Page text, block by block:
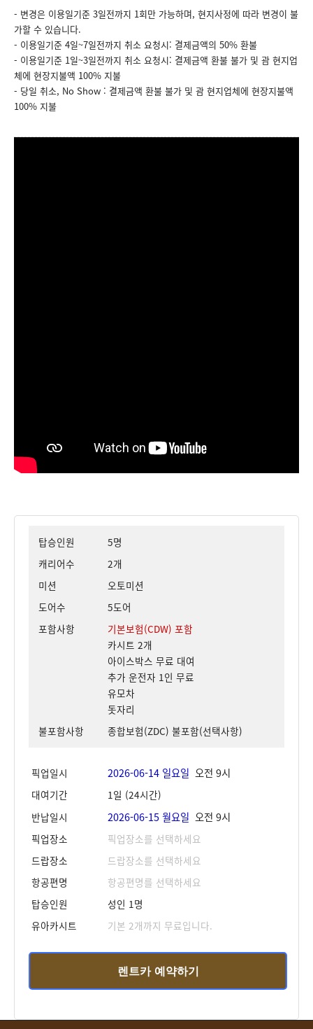
- 변경은 이용일기준 3일전까지 1회만 가능하며, 현지사정에 따라 변경이 불
가할 수 있습니다.
- 이용일기준 4일~7일전까지 취소 요청시: 결제금액의 50% 환불
- 이용일기준 1일~3일전까지 취소 요청시: 결제금액 환불 불가 및 괌 현지업
체에 현장지불액 100% 지불
- 당일 취소, No Show : 결제금액 환불 불가 및 괌 현지업체에 현장지불액
100% 지불
탑승인원
5명
캐리어수
2개
미션
오토미션
도어수
5도어
포함사항
기본보험(CDW) 포함
카시트 2개
아이스박스 무료 대여
추가 운전자 1인 무료
유모차
돗자리
불포함사항
종합보험(ZDC) 불포함(선택사항)
픽업일시 2026-06-14 일요일 오전 9시
대여기간
1일 (24시간)
반납일시
2026-06-15 월요일 오전 9시
픽업장소
픽업장소를 선택하세요
드랍장소
드랍장소를 선택하세요
항공편명
항공편명를 선택하세요
탑승인원
성인 1명
유아카시트
기본 2개까지 무료입니다.
렌트카 예약하기